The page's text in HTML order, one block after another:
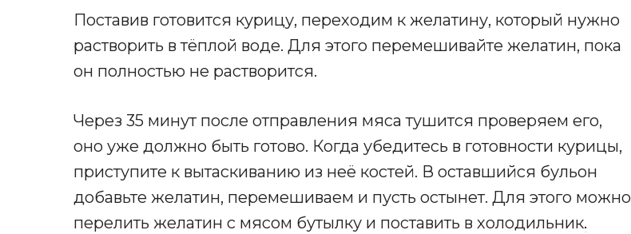
Поставив готовится курицу, переходим к желатину, который нужно
растворить в тёплой воде. Для этого перемешивайте желатин, пока
он полностью не растворится.
Через 35 минут после отправления мяса тушится проверяем его,
оно уже должно быть готово. Когда убедитесь в готовности курицы,
приступите к вытаскиванию из неё костей. В оставшийся бульон
добавьте желатин, перемешиваем и пусть остынет. Для этого можно
перелить желатин с мясом бутылку и поставить в холодильник.